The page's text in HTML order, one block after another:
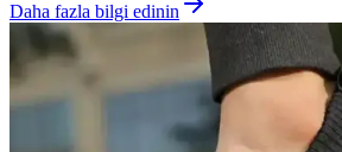
Daha fazla bilgi edinin